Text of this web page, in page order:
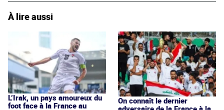
À lire aussi
L’Irak, un pays amoureux du
foot face à la France au
On connaît le dernier